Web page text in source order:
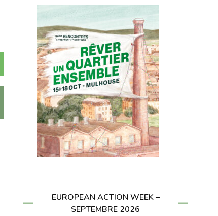
EUROPEAN ACTION WEEK –
SEPTEMBRE 2026